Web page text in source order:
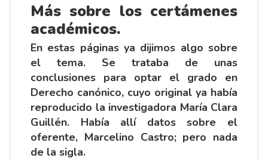
Más sobre los certámenes
académicos.
En estas páginas ya dijimos algo sobre
el tema. Se trataba de unas
conclusiones para optar el grado en
Derecho canónico, cuyo original ya había
reproducido la investigadora María Clara
Guillén. Había allí datos sobre el
oferente, Marcelino Castro; pero nada
de la sigla.